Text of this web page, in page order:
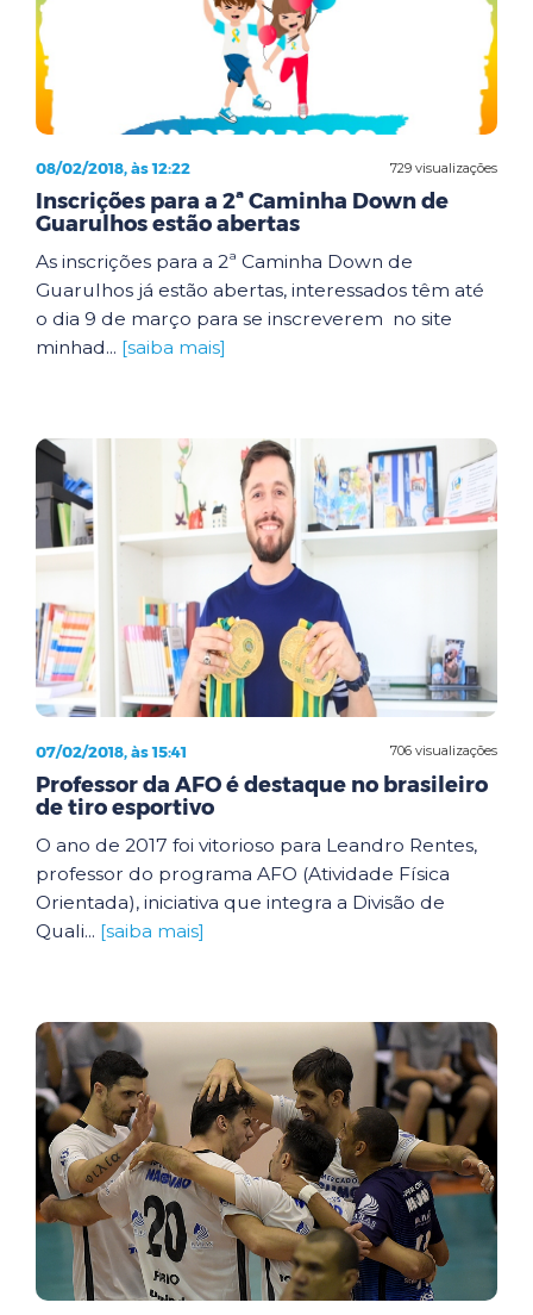
729 visualizações
08/02/2018, às 12:22
Inscrições para a 2ª Caminha Down de
Guarulhos estão abertas
As inscrições para a 2ª Caminha Down de
Guarulhos já estão abertas, interessados têm até
o dia 9 de março para se inscreverem no site
minhad... [saiba mais]
706 visualizações
07/02/2018, às 15:41
Professor da AFO é destaque no brasileiro
de tiro esportivo
O ano de 2017 foi vitorioso para Leandro Rentes,
professor do programa AFO (Atividade Física
Orientada), iniciativa que integra a Divisão de
Quali... [saiba mais]